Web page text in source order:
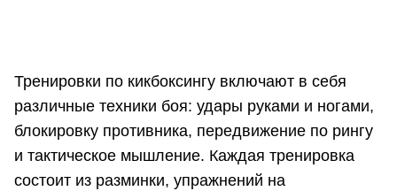
Тренировки по кикбоксингу включают в себя
различные техники боя: удары руками и ногами,
блокировку противника, передвижение по рингу
и тактическое мышление. Каждая тренировка
состоит из разминки, упражнений на